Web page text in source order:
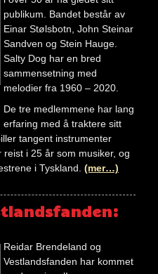
publikum. Bandet består av
Einar Stølsbotn, John Steinar
Sandven og Stein Hauge.
Salty Dog har en bred
sammensetning med
melodier fra 1960 – 2020.
De tre medlemmene har lang
erfaring med å traktere sitt
tangent instrumenter
i 25 år som musiker, og
i Tyskland. (mer…)
Reidar Brendeland og
Vestlandsfanden har kommet